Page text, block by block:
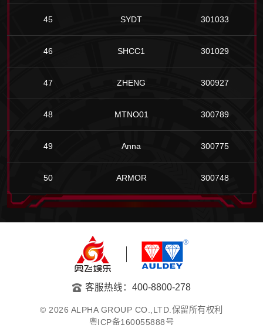
45 SYDT 301033
46 SHCC1 301029
47 ZHENG 300927
48 MTNO01 300789
49 Anna 300775
50 ARMOR 300748
客服热线：400-8800-278
© 2026 ALPHA GROUP CO.,LTD.保留所有权利
粤ICP备160055888号